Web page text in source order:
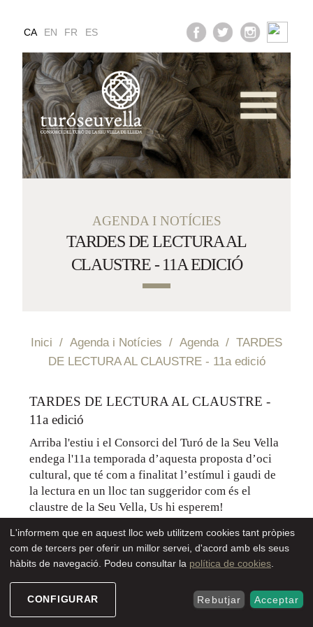
Serveis i Horaris
Galeria Multimèdia
educativa i
Com Arribar
CA EN FR ES
AGENDA I NOTÍCIES
TARDES DE LECTURA AL
CLAUSTRE - 11A EDICIÓ
Inici / Agenda i Notícies / Agenda / TARDES
DE LECTURA AL CLAUSTRE - 11a edició
TARDES DE LECTURA AL CLAUSTRE -
11a edició
Arriba l'estiu i el Consorci del Turó de la Seu Vella
endega l'11a temporada d’aquesta proposta d’oci
cultural, que té com a finalitat l’estímul i gaudi de
la lectura en un lloc tan suggeridor com és el
claustre de la Seu Vella, Us hi esperem!
A partir del dimecres 1 de juliols’ofereix l’entrada lliure a
totes les persones que portin un llibre i facin del claustre el
seu espai de lectura.
A més a més, comptem amb la col·laboració de la Biblioteca
L'informem que en aquest lloc web utilitzem cookies tant pròpies
com de tercers per oferir un millor servei, d'acord amb els seus
hàbits de navegació. Podeu consultar la política de cookies
CONFIGURAR Rebutjar Acceptar